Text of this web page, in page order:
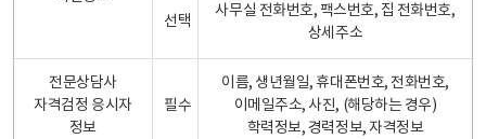
선택
사무실 전화번호, 팩스번호, 집 전화번호,
상세주소
전문상담사
자격검정 응시자
정보
필수
이름, 생년월일, 휴대폰번호, 전화번호,
이메일주소, 사진, (해당하는 경우)
학력정보, 경력정보, 자격정보